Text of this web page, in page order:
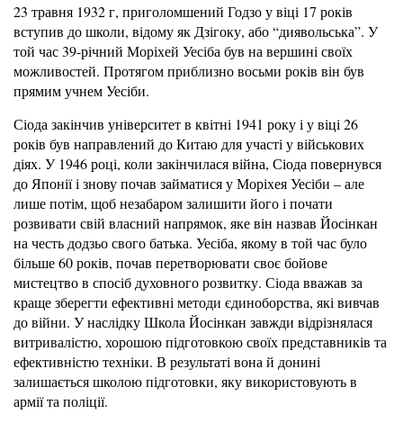
23 травня 1932 г, приголомшений Годзо у віці 17 років
вступив до школи, відому як Дзігоку, або “диявольська”. У
той час 39-річний Моріхей Уесіба був на вершині своїх
можливостей. Протягом приблизно восьми років він був
прямим учнем Уесіби.
Сіода закінчив університет в квітні 1941 року і у віці 26
років був направлений до Китаю для участі у військових
діях. У 1946 році, коли закінчилася війна, Сіода повернувся
до Японії і знову почав займатися у Моріхея Уесіби – але
лише потім, щоб незабаром залишити його і почати
розвивати свій власний напрямок, яке він назвав Йосінкан
на честь додзьо свого батька. Уесіба, якому в той час було
більше 60 років, почав перетворювати своє бойове
мистецтво в спосіб духовного розвитку. Сіода вважав за
краще зберегти ефективні методи єдиноборства, які вивчав
до війни. У наслідку Школа Йосінкан завжди відрізнялася
витривалістю, хорошою підготовкою своїх представників та
ефективністю техніки. В результаті вона й донині
залишається школою підготовки, яку використовують в
армії та поліції.